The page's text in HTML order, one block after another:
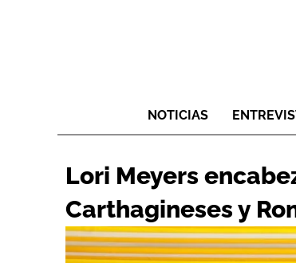
NOTICIAS
Lori Meyers
Carthagineses y